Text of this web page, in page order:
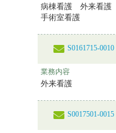
病棟看護 外来看護
手術室看護
S0161715-0010
業務内容
外来看護
S0017501-0015